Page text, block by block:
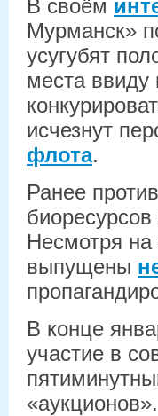
В своём
Мурманск»
усугубят
места ввиду
исчезнут
флота.
Ранее
Несмотря
выпущены
В конце
участие в
«аукционов».